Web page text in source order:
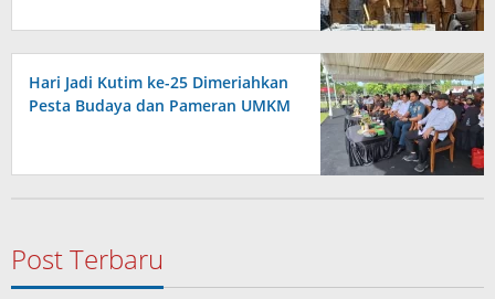
Hari Jadi Kutim ke-25 Dimeriahkan
Pesta Budaya dan Pameran UMKM
Post Terbaru